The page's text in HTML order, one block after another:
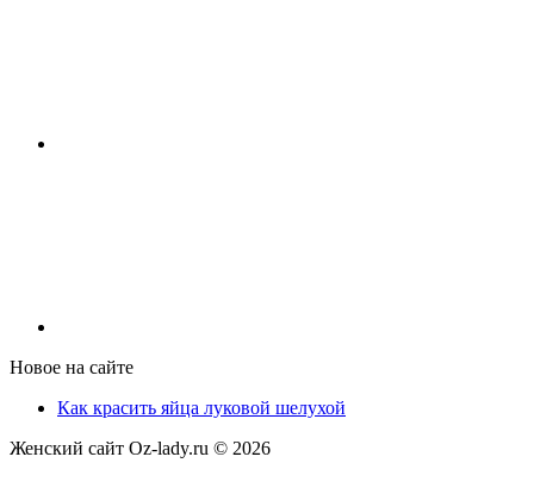
Новое на сайте
Как красить яйца луковой шелухой
Женский сайт Oz-lady.ru © 2026